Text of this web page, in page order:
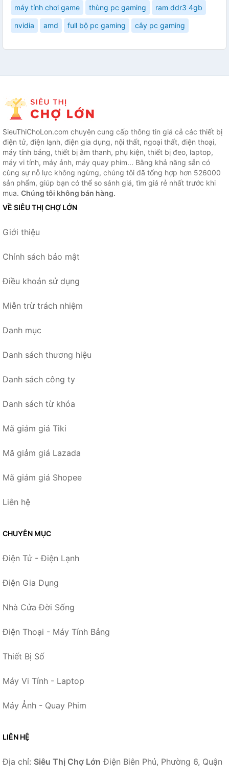
máy tính chơi game thùng pc gaming ram ddr3 4gb
nvidia amd full bộ pc gaming cây pc gaming
SieuThiChoLon.com chuyên cung cấp thông tin giá cả các thiết bị
điện tử, điện lạnh, điện gia dụng, nội thất, ngoại thất, điện thoại,
máy tính bảng, thiết bị âm thanh, phụ kiện, thiết bị đeo, laptop,
máy vi tính, máy ảnh, máy quay phim... Bằng khả năng sẵn có
cùng sự nỗ lực không ngừng, chúng tôi đã tổng hợp hơn 526000
sản phẩm, giúp bạn có thể so sánh giá, tìm giá rẻ nhất trước khi
mua. Chúng tôi không bán hàng.
VỀ SIÊU THỊ CHỢ LỚN
Giới thiệu
Chính sách bảo mật
Điều khoản sử dụng
Miễn trừ trách nhiệm
Danh mục
Danh sách thương hiệu
Danh sách công ty
Danh sách từ khóa
Mã giảm giá Tiki
Mã giảm giá Lazada
Mã giảm giá Shopee
Liên hệ
CHUYÊN MỤC
Điện Tử - Điện Lạnh
Điện Gia Dụng
Nhà Cửa Đời Sống
Điện Thoại - Máy Tính Bảng
Thiết Bị Số
Máy Vi Tính - Laptop
Máy Ảnh - Quay Phim
LIÊN HỆ
Địa chỉ: Siêu Thị Chợ Lớn Điện Biên Phủ, Phường 6, Quận